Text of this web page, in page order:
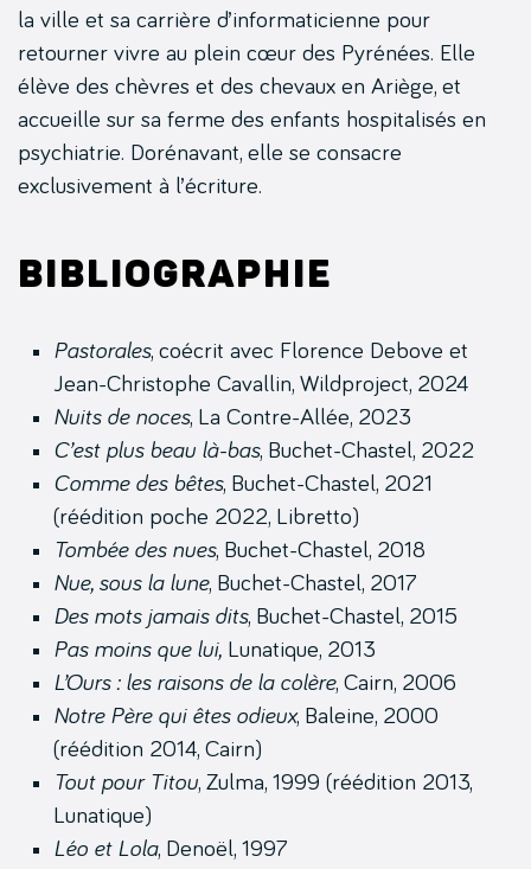
la ville et sa carrière d’informaticienne pour
retourner vivre au plein cœur des Pyrénées. Elle
élève des chèvres et des chevaux en Ariège, et
accueille sur sa ferme des enfants hospitalisés en
psychiatrie. Dorénavant, elle se consacre
exclusivement à l’écriture.
Bibliographie
Pastorales, coécrit avec Florence Debove et
Jean-Christophe Cavallin, Wildproject, 2024
Nuits de noces, La Contre-Allée, 2023
C’est plus beau là-bas, Buchet-Chastel, 2022
Comme des bêtes, Buchet-Chastel, 2021
(réédition poche 2022, Libretto)
Tombée des nues, Buchet-Chastel, 2018
Nue, sous la lune, Buchet-Chastel, 2017
Des mots jamais dits, Buchet-Chastel, 2015
Pas moins que lui, Lunatique, 2013
L’Ours : les raisons de la colère, Cairn, 2006
Notre Père qui êtes odieux, Baleine, 2000
(réédition 2014, Cairn)
Tout pour Titou, Zulma, 1999 (réédition 2013,
Lunatique)
Léo et Lola, Denoël, 1997